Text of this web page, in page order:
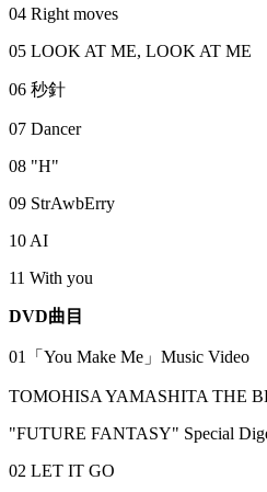
04 Right moves
05 LOOK AT ME, LOOK AT ME
06 秒針
07 Dancer
08 "H"
09 StrAwbErry
10 AI
11 With you
DVD曲目
01「You Make Me」Music Video
TOMOHISA YAMASHITA THE
"FUTURE FANTASY" Special
02 LET IT GO